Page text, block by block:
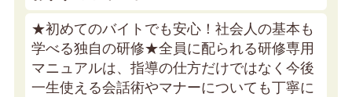
★初めてのバイトでも安心！社会人の基本も
学べる独自の研修★全員に配られる研修専用
マニュアルは、指導の仕方だけではなく今後
一生使える会話術やマナーについても丁寧に